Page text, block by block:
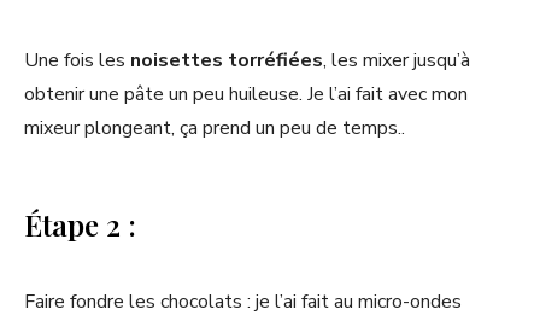
Une fois les noisettes torréfiées, les mixer jusqu’à
obtenir une pâte un peu huileuse. Je l’ai fait avec mon
mixeur plongeant, ça prend un peu de temps..
Étape 2 :
Faire fondre les chocolats : je l’ai fait au micro-ondes